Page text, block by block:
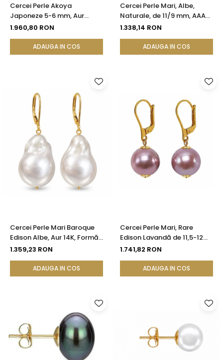
Cercei Perle Akoya
Japoneze 5-6 mm, Aur
Galben 14K, Tortiță Închisă -
1.960,80 RON
ADAUGA IN COS
Cercei Perle Mari, Albe,
Naturale, de 11/9 mm, AAA+,
Aur 14K (aur 585), Forma
1.338,14 RON
ADAUGA IN COS
Cercei Perle Mari Baroque
Edison Albe, Aur 14K, Formă
Organică | KASKADDA®
1.359,23 RON
ADAUGA IN COS
Cercei Perle Mari, Rare
Edison Lavandă de 11,5-12
mm și Aur Galben 14K |
1.741,82 RON
ADAUGA IN COS